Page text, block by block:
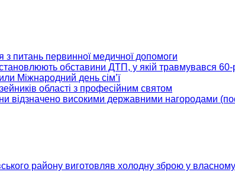
з питань первинної медичної допомоги
обставини ДТП, у якій травмувався 60-
Міжнародний день сім’ї
області з професійним святом
відзначено високими державними нагородами
району виготовляв холодну зброю у власному